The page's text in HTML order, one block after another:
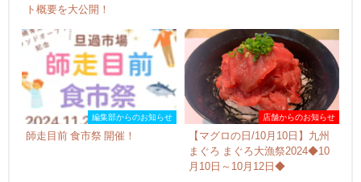
ト概要を大公開！
編集部からのお知らせ
師走目前 食市祭 開催！
店舗からのお知らせ
【マグロの日/10月10日】九州
まぐろ まぐろ大漁祭2024◆10
月10日～10月12日◆